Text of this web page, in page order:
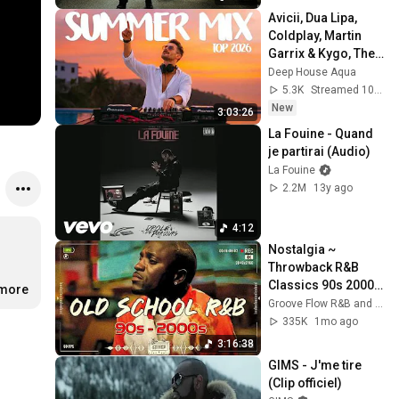
3:03:26
Avicii, Dua Lipa,
Coldplay, Martin
Garrix & Kygo, The
Chainsmokers
Style - SUMMER
DEEP HOUSE Mix
Deep House Aqua
5.3K
New
4:12
La Fouine - Quand
je partirai (Audio)
La Fouine
2.2M
13y ago
3:16:38
Nostalgia ~
Throwback R&B
Classics 90s 2000s
- Akon, Usher,
Rihanna, Chris
Groove Flow R&B and 2 more
335K
1mo ago
GIMS - J'me tire
(Clip officiel)